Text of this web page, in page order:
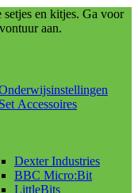
en kitjes. Ga voor
aan.
Set Accessoires
Dexter Industries
BBC Micro:Bit
LittleBits